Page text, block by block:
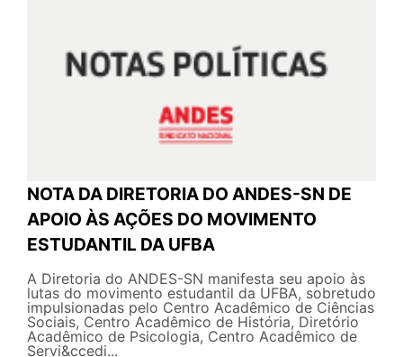
NOTA DA DIRETORIA DO ANDES-SN DE
APOIO ÀS AÇÕES DO MOVIMENTO
ESTUDANTIL DA UFBA
A Diretoria do ANDES-SN manifesta seu apoio às
lutas do movimento estudantil da UFBA, sobretudo
impulsionadas pelo Centro Acadêmico de Ciências
Sociais, Centro Acadêmico de História, Diretório
Acadêmico de Psicologia, Centro Acadêmico de
Servi&ccedi...